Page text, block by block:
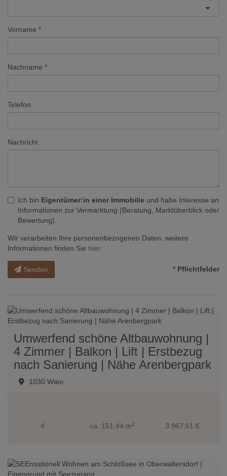
Vorname
Nachname
Telefon
Nachricht
Ich bin Eigentümer:in einer Immobilie und habe Interesse an
Informationen zur Vermarktung (Beratung, Marktüberblick oder
Bewertung).
Wir verarbeiten Ihre personenbezogenen Daten, weitere
Informationen finden Sie hier.
Senden * Pflichtfelder
Umwerfend schöne Altbauwohnung |
4 Zimmer | Balkon | Lift | Erstbezug
nach Sanierung | Nähe Arenbergpark
1030 Wien
4 ca. 151,44 m2 3.967,61 €